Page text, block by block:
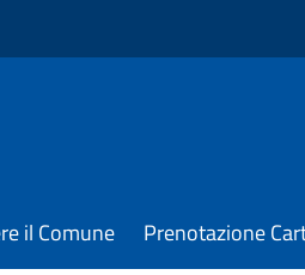
il Comune Prenotazione